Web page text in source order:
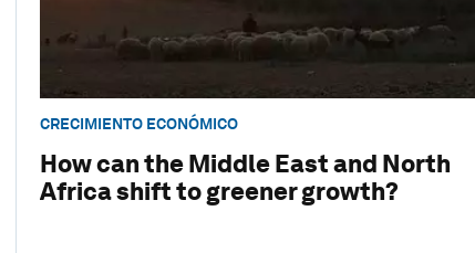
CRECIMIENTO ECONÓMICO
How can the Middle East and North
Africa shift to greener growth?